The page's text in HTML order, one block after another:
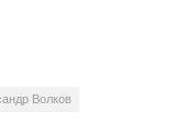
Волков